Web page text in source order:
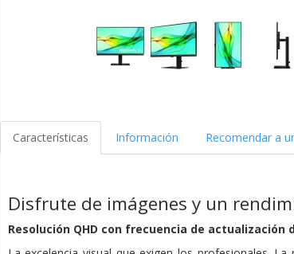
Características Información Recomendar a
Disfrute de imágenes y un
Resolución QHD con frecuencia de actualización